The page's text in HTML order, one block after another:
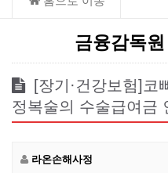
금융감독원
[장기·건강보험]코
정복술의 수술급여금
라온손해사정